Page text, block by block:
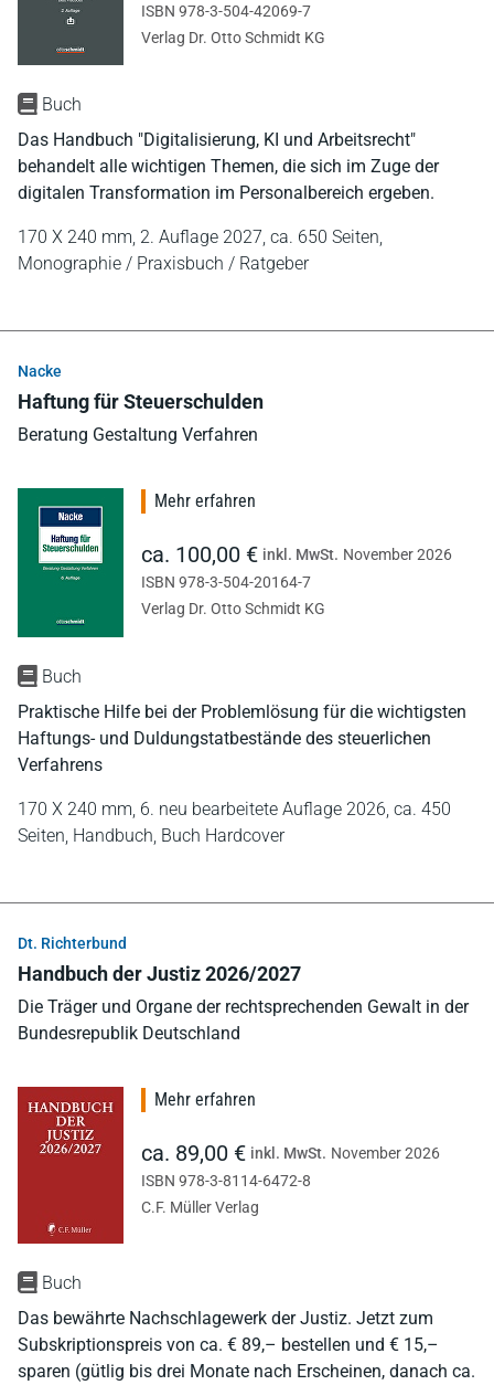
Buch
Das Handbuch "Digitalisierung, KI und Arbeitsrecht"
behandelt alle wichtigen Themen, die sich im Zuge der
digitalen Transformation im Personalbereich ergeben.
170 X 240 mm, 2. Auflage 2027, ca. 650 Seiten,
Monographie / Praxisbuch / Ratgeber
ISBN 978-3-504-42069-7
Verlag Dr. Otto Schmidt KG
Nacke
Haftung für Steuerschulden
Beratung Gestaltung Verfahren
Buch
Praktische Hilfe bei der Problemlösung für die wichtigsten
Haftungs- und Duldungstatbestände des steuerlichen
Verfahrens
170 X 240 mm, 6. neu bearbeitete Auflage 2026, ca. 450
Seiten, Handbuch, Buch Hardcover
Mehr erfahren
ca. 100,00 € inkl. MwSt. November 2026
ISBN 978-3-504-20164-7
Verlag Dr. Otto Schmidt KG
Dt. Richterbund
Handbuch der Justiz 2026/2027
Die Träger und Organe der rechtsprechenden Gewalt in der
Bundesrepublik Deutschland
Buch
Das bewährte Nachschlagewerk der Justiz. Jetzt zum
Subskriptionspreis von ca. € 89,– bestellen und € 15,–
sparen (gütlig bis drei Monate nach Erscheinen, danach ca.
Mehr erfahren
ca. 89,00 € inkl. MwSt. November 2026
ISBN 978-3-8114-6472-8
C.F. Müller Verlag